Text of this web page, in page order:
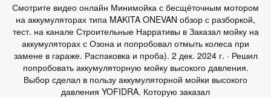
Смотрите видео онлайн Минимойка с бесщёточным мотором
на аккумуляторах типа MAKITA ONEVAN обзор с разборкой,
тест. на канале Строительные Нарративы в Заказал мойку на
аккумуляторах с Озона и попробовал отмыть колеса при
замене в гараже. Распаковка и проба). 2 дек. 2024 г. · Решил
попробовать аккумуляторную мойку высокого давления.
Выбор сделал в пользу аккумуляторной мойки высокого
давления YOFIDRA. Которую заказал